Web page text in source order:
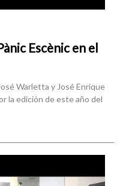
Escènic en el
Warletta y José Enrique
la edición de este año del